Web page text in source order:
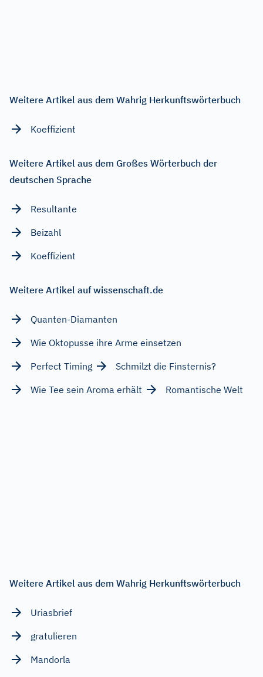
Weitere Artikel aus dem Wahrig Herkunftswörterbuch
Koeffizient
Weitere Artikel aus dem Großes Wörterbuch der
deutschen Sprache
Resultante
Beizahl
Koeffizient
Weitere Artikel auf wissenschaft.de
Quanten-Diamanten
Wie Oktopusse ihre Arme einsetzen
Perfect Timing
Schmilzt die Finsternis?
Wie Tee sein Aroma erhält
Romantische Welt
Weitere Artikel aus dem Wahrig Herkunftswörterbuch
Uriasbrief
gratulieren
Mandorla